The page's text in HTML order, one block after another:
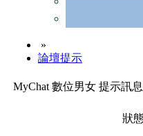
»
論壇提示
MyChat 數位男女 提示訊息
狀